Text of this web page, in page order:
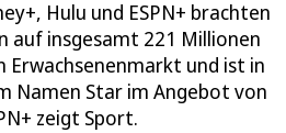
Hulu und ESPN+ brachten
auf insgesamt 221 Millionen
Erwachsenenmarkt und ist in
Namen Star im Angebot von
zeigt Sport.